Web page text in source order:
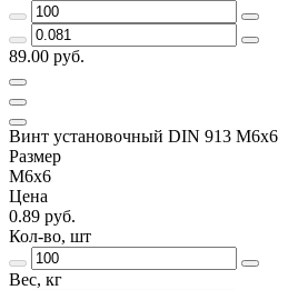
89.00 руб.
Винт установочный DIN 913 М6х6
Размер
М6х6
Цена
0.89 руб.
Кол-во, шт
Вес, кг